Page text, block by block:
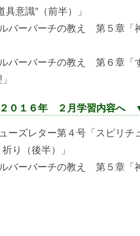
具意識”（前半）」
バーバーチの教え 第５章「
バーバーチの教え 第６章「
０１６年 ２月学習内容へ
ーズレター第４号「スピリチ
り（後半）」
バーバーチの教え 第５章「